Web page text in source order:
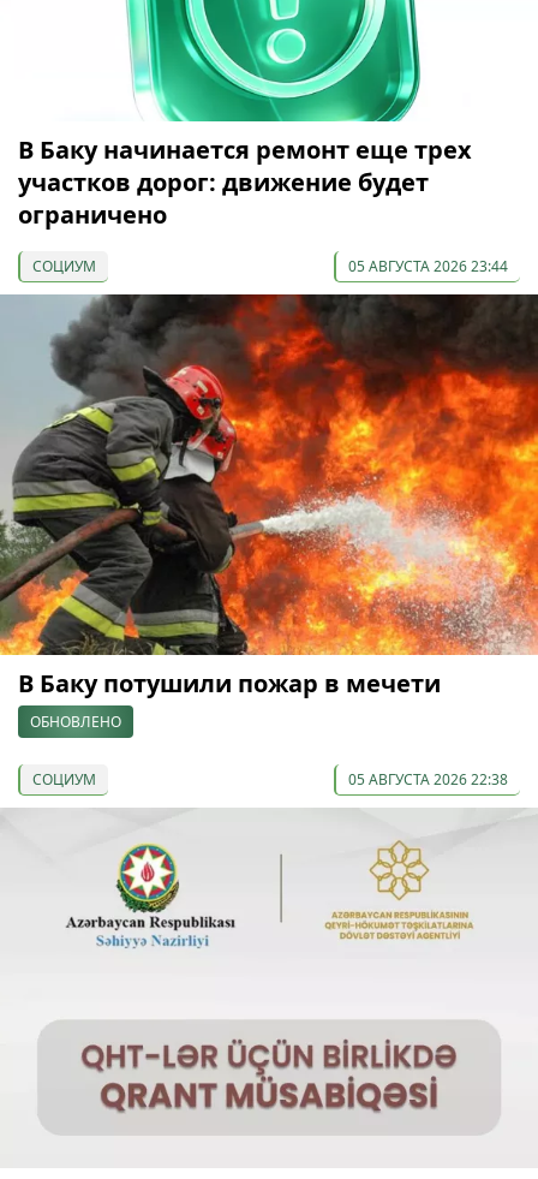
В Баку начинается ремонт еще трех
участков дорог: движение будет
ограничено
СОЦИУМ 05 АВГУСТА 2026 23:44
В Баку потушили пожар в мечети
ОБНОВЛЕНО
СОЦИУМ 05 АВГУСТА 2026 22:38